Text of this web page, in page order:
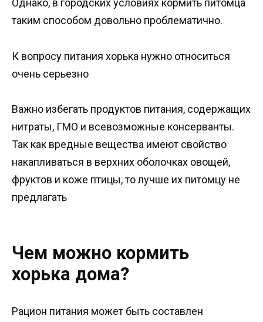
Однако, в городских условиях кормить питомца
таким способом довольно проблематично.
К вопросу питания хорька нужно относиться
очень серьезно
Важно избегать продуктов питания, содержащих
нитраты, ГМО и всевозможные консерванты.
Так как вредные вещества имеют свойство
накапливаться в верхних оболочках овощей,
фруктов и коже птицы, то лучше их питомцу не
предлагать
Чем можно кормить
хорька дома?
Рацион питания может быть составлен